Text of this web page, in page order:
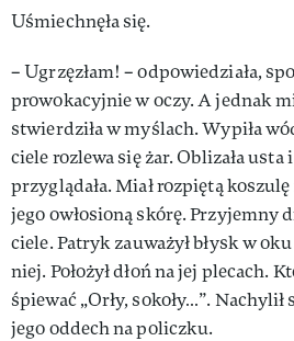
Uśmiechnęła się.
– Ugrzęzłam! – odpowiedziała,
prowokacyjnie w oczy. A jednak
stwierdziła w myślach. Wypiła
ciele rozlewa się żar. Oblizała usta
przyglądała. Miał rozpiętą
jego owłosioną skórę. Przyjemny
ciele. Patryk zauważył błysk w
niej. Położył dłoń na jej plecach.
śpiewać „Orły, sokoły…”. Nachylił
jego oddech na policzku.